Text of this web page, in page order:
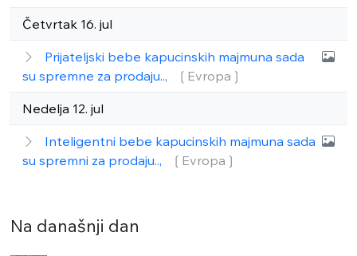
Četvrtak 16. jul
Prijateljski bebe kapucinskih majmuna sada
su spremne za prodaju..,
❲Evropa❳
Nedelja 12. jul
Inteligentni bebe kapucinskih majmuna sada
su spremni za prodaju..,
❲Evropa❳
Na današnji dan